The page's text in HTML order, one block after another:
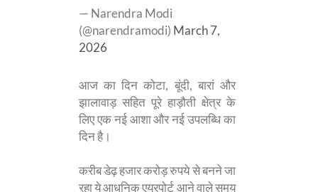
— Narendra Modi
(@narendramodi) March 7,
2026
आज का दिन कोटा, बूंदी, बारां और
झालावाड़ सहित पूरे हाड़ौती क्षेत्र के
लिए एक नई आशा और नई उपलब्धि का
दिन है।
करीब डेढ़ हजार करोड़ रुपये से बनने जा
रहा ये आधुनिक एयरपोर्ट आने वाले समय